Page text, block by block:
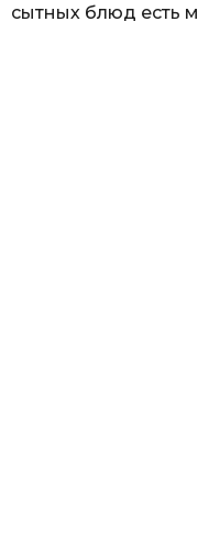
сытных блюд есть